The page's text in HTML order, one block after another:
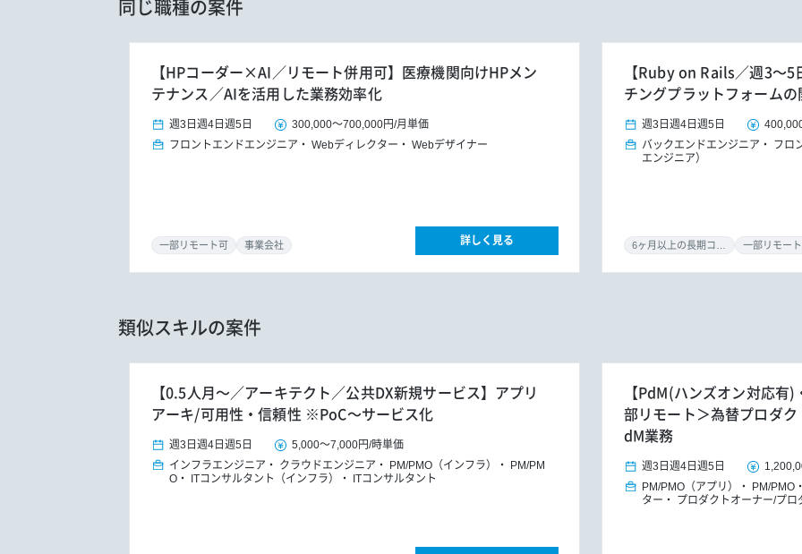
同じ職種の案件
【HPコーダー×AI／リモート併用可】医療機関向けHPメン
テナンス／AIを活用した業務効率化
週3日 週4日 週5日 300,000～700,000円/月単価
フロントエンドエンジニア
Webディレクター Webデザイナー
一部リモート可 事業会社 詳しく見る
【Ruby on Rails／週3～
チングプラットフォーム
週3日 週4日 週5日
バックエンドエンジニア
フロ
エンジニア）
一部リモー
類似スキルの案件
【0.5人月～／アーキテクト／公共DX新規サービス】アプリ
アーキ/可用性・信頼性 ※PoC～サービス化
週3日 週4日 週5日 5,000～7,000円/時単価
インフラエンジニア
クラウドエンジニア PM/PMO（インフラ）
PM/PM
O
ITコンサルタント（インフラ） ITコンサルタント
【PdM(ハンズオン対応
部リモート＞為替プロダ
dM業務
週3日 週4日 週5日
PM/PMO（アプリ）
PM/PMO
ター
プロダクトオーナー/プロ